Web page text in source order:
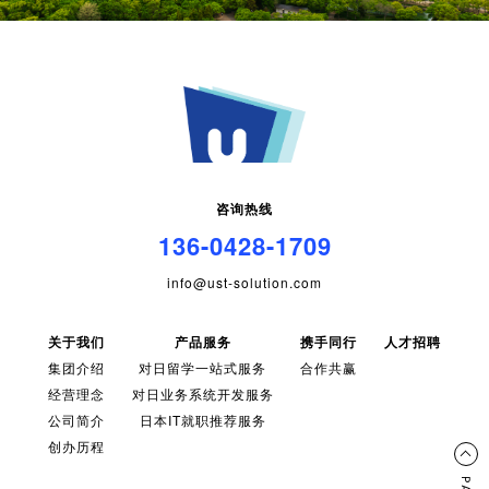
咨询热线
136-0428-1709
info@ust-solution.com
关于我们
集团介绍
经营理念
公司简介
创办历程
产品服务
对日留学一站式服务
对日业务系统开发服务
日本IT就职推荐服务
携手同行
合作共赢
人才招聘